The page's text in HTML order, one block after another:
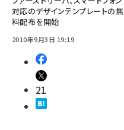
対応のデザインテンプレートの無
料配布を開始
2010年9月3日 19:19
21